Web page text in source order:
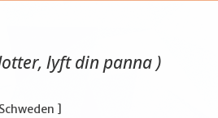
lyft din panna )
]